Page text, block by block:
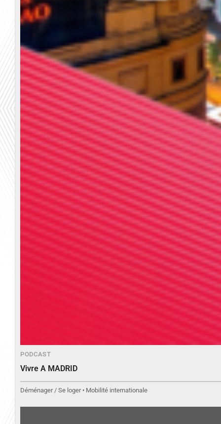
PODCAST
Vivre A MADRID
Déménager / Se loger • Mobilité internationale